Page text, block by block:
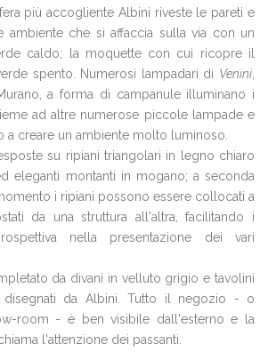
più accogliente Albini riveste le pareti e
ambiente che si affaccia sulla via con un
caldo; la moquette con cui ricopre il
spento. Numerosi lampadari di Venini
a forma di campanule illuminano i
ad altre numerose piccole lampade e
a creare un ambiente molto luminoso.
su ripiani triangolari in legno chiaro
eleganti montanti in mogano; a seconda
i ripiani possono essere collocati a
da una struttura all'altra, facilitando i
nella presentazione dei vari
da divani in velluto grigio e tavolini
disegnati da Albini. Tutto il negozio - o
room - è ben visibile dall'esterno e la
l'attenzione dei passanti.